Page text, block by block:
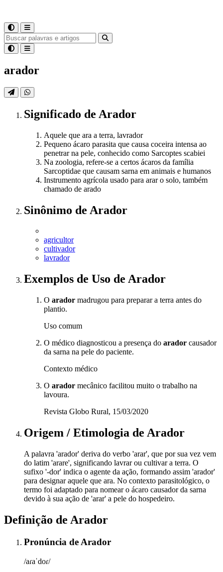
arador
Significado de Arador
Aquele que ara a terra, lavrador
Pequeno ácaro parasita que causa coceira intensa ao
penetrar na pele, conhecido como Sarcoptes scabiei
Na zoologia, refere-se a certos ácaros da família
Sarcoptidae que causam sarna em animais e humanos
Instrumento agrícola usado para arar o solo, também
chamado de arado
Sinônimo de Arador
agricultor
cultivador
lavrador
Exemplos de Uso de Arador
O arador madrugou para preparar a terra antes do
plantio.
Uso comum
O médico diagnosticou a presença do arador causador
da sarna na pele do paciente.
Contexto médico
O arador mecânico facilitou muito o trabalho na
lavoura.
Revista Globo Rural, 15/03/2020
Origem / Etimologia de Arador
A palavra 'arador' deriva do verbo 'arar', que por sua vez vem
do latim 'arare', significando lavrar ou cultivar a terra. O
sufixo '-dor' indica o agente da ação, formando assim 'arador'
para designar aquele que ara. No contexto parasitológico, o
termo foi adaptado para nomear o ácaro causador da sarna
devido à sua ação de 'arar' a pele do hospedeiro.
Definição de Arador
Pronúncia de Arador
/aɾaˈdoɾ/